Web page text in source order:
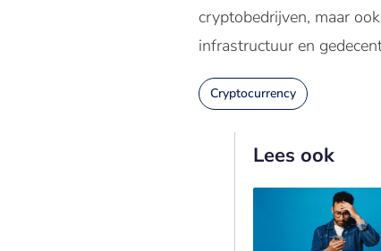
cryptobedrijven, maar
infrastructuur en
Cryptocurrency
Lees ook